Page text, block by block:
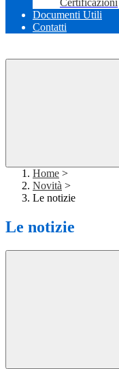
Certificazioni
Documenti Utili
Contatti
Home >
Novità >
Le notizie
Le notizie